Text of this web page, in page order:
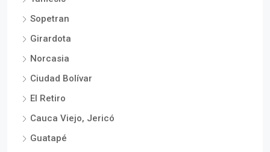
Sopetran
Girardota
Norcasia
Ciudad Bolívar
El Retiro
Cauca Viejo, Jericó
Guatapé